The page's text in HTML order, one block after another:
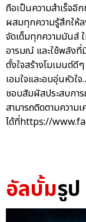
ถือเป็นความสำเร็จอี
ผสมทุกความรู้สึกให้
จัดเต็มทุกความมันส์
อารมณ์ และใช้พลังที่
ตั้งใจสร้างโมเมนต์ดี
เอมใจและอบอุ่นหัว
ชอบสัมผัสประสบกา
สามารถติดตามความ
ได้ที่https://
อัลบั้มรูป